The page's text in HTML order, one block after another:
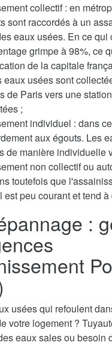
collectif : en
sont raccordés à un
eaux usées. En ce qui
grimpe à 98%, ce
de la capitale
eaux usées sont
de Paris vers une
;
individuel : dans
aux égouts. Les
de manière individuelle
non collectif ou
toutefois que
est peu courant et tend
:
usées qui refoulent
votre logement ?
eaux sales ou besoin